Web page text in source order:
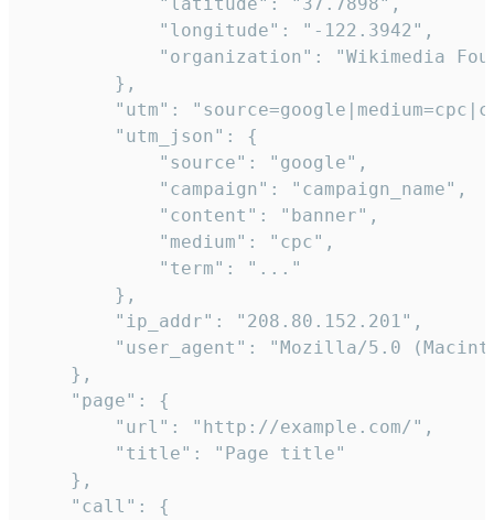
            "longitude": "-122.3942",
"organization": "Wikimedia
        },
"utm":
        "utm_json": {
            "source": "google",
            "campaign": "campaign_name",
            "content": "banner",
            "medium": "cpc",
            "term": "..."
        },
        "ip_addr": "208.80.152.201",
"user_agent": "Mozilla/5.0
    },
    "page": {
        "url": "http://example.com/",
        "title": "Page title"
    },
    "call": {